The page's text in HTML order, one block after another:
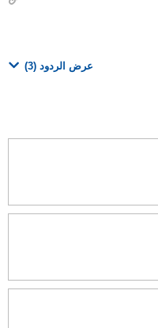
عرض الردود (3)